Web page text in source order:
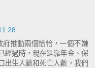
推動兩個恰恰，一個不嫌
經過時，現在是靠年金、保
出生人數和死亡人數，我們